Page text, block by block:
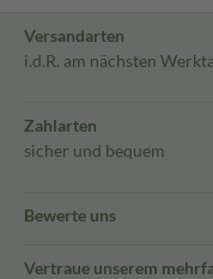
Versandarten
i.d.R. am nächsten
Zahlarten
sicher und bequem
Bewerte uns
Vertraue unserem